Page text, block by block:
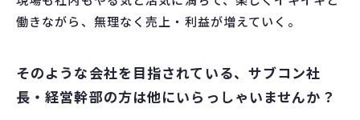
働きながら、無理なく売上・利益が増えていく。
そのような会社を目指されている、サブコン社
長・経営幹部の方は他にいらっしゃいませんか？